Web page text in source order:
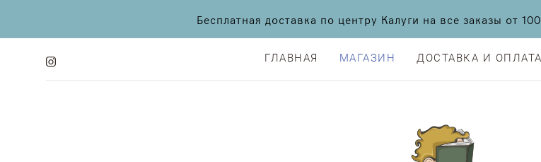
Бесплатная доставка по центру Калуги на все заказы от
ГЛАВНАЯ МАГАЗИН ДОСТАВКА И ОПЛАТА
ГЛАВНАЯ МАГАЗИН ДОСТАВКА И